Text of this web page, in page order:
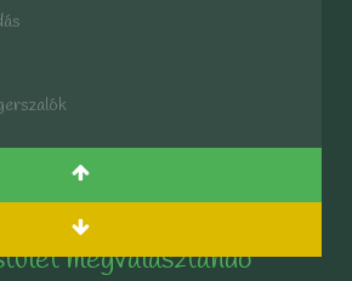
megválasztandó